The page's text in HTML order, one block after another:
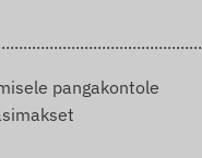
pangakontole